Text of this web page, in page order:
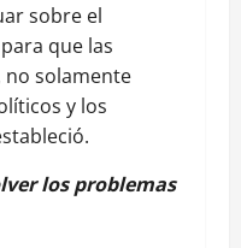
sobre el
que las
no solamente
y los
los problemas